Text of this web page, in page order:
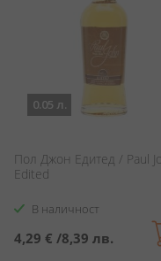
0.05 л.
Пол Джон Едитед / Paul
Edited
В наличност
4,29 € /8,39 лв.